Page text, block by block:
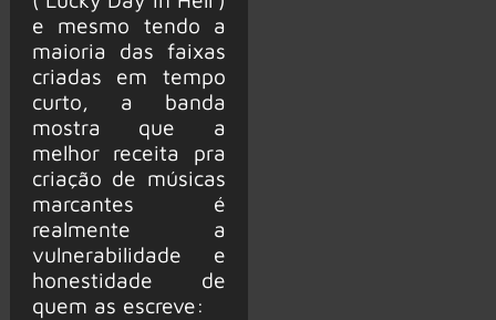
e mesmo tendo a
maioria das faixas
criadas em tempo
curto, a banda
mostra que a
melhor receita pra
criação de músicas
marcantes é
realmente a
vulnerabilidade e
honestidade de
quem as escreve: